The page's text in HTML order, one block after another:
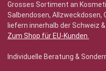
Grosses Sortiment an
Salbendosen, Allzweckdosen,
liefern innerhalb der Schweiz
Zum Shop für EU-Kunden
Individuelle Beratung &